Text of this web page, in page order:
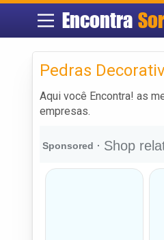
Encontra
Pedras
Aqui você Encontra! as
empresas.